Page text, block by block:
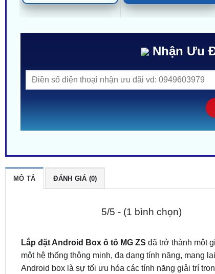
Nhận Ưu
MÔ TẢ ĐÁNH GIÁ (0)
5/5 - (1 bình chọn)
Lắp đặt Android Box ô tô MG ZS đã trở thành một
một hệ thống thông minh, đa dạng tính năng, mang
Android box là sự tối ưu hóa các tính năng giải trí